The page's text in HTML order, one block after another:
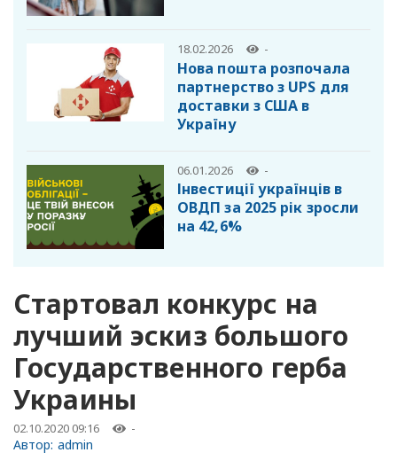
18.02.2026 -
Нова пошта розпочала
партнерство з UPS для
доставки з США в
Україну
06.01.2026 -
Інвестиції українців в
ОВДП за 2025 рік зросли
на 42,6%
Стартовал конкурс на
лучший эскиз большого
Государственного герба
Украины
02.10.2020 09:16 -
Автор: admin